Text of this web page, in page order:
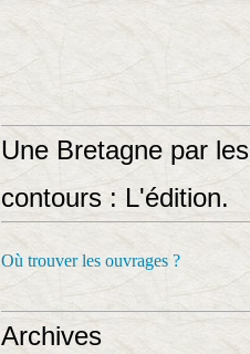
Une Bretagne par les
contours : L'édition.
Où trouver les ouvrages ?
Archives